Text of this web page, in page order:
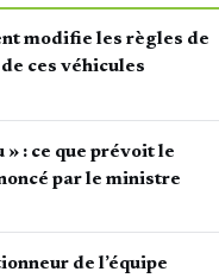
modifie les règles de
ces véhicules
» : ce que prévoit le
par le ministre
de l’équipe